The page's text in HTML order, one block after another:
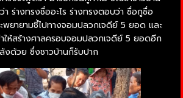
า ร่างทรงชื่ออะไร ร่างทรงตอบว่า ชื่อกูชื่อ
พยายามชี้ไปทางจอมปลวกเจดีย์ 5 ยอด และ
ให้สร้างศาลครอบจอมปลวกเจดีย์ 5 ยอดอีก
งด้วย ซึ่งชาวบ้านก็รับปาก